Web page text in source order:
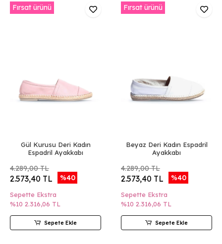
Fırsat ürünü
Gül Kurusu Deri Kadın
Espadril Ayakkabı
4.289,00 TL
2.573,40 TL %40
Sepette Ekstra
%10 2.316,06 TL
Sepete Ekle
Fırsat ürünü
Beyaz Deri Kadın Espadril
Ayakkabı
4.289,00 TL
2.573,40 TL %40
Sepette Ekstra
%10 2.316,06 TL
Sepete Ekle